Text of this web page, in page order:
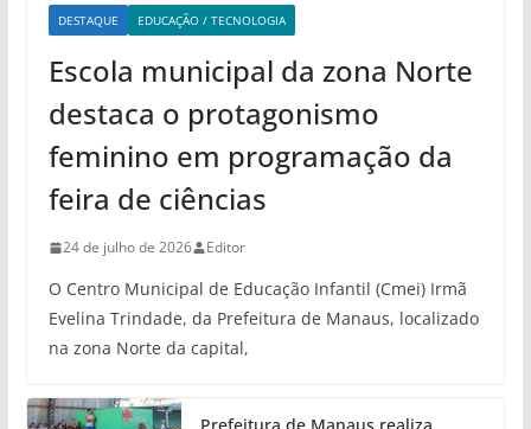
DESTAQUE EDUCAÇÃO / TECNOLOGIA
Escola municipal da zona Norte
destaca o protagonismo
feminino em programação da
feira de ciências
24 de julho de 2026 Editor
O Centro Municipal de Educação Infantil (Cmei) Irmã
Evelina Trindade, da Prefeitura de Manaus, localizado
na zona Norte da capital,